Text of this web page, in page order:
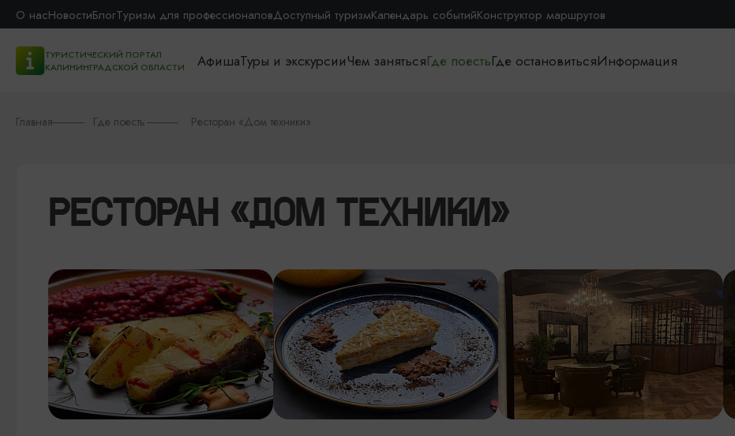
О насНовостиБлогТуризм для профессионаловДоступный туризмКалендарь событийКонструктор маршрутов
ТУРИСТИЧЕСКИЙ ПОРТАЛ
КАЛИНИНГРАДСКОЙ ОБЛАСТИ
АфишаТуры и экскурсииЧем занятьсяГде поестьГде остановитьсяИнформация
Главная Где поесть Ресторан «Дом техники»
РЕСТОРАН «ДОМ ТЕХНИКИ»